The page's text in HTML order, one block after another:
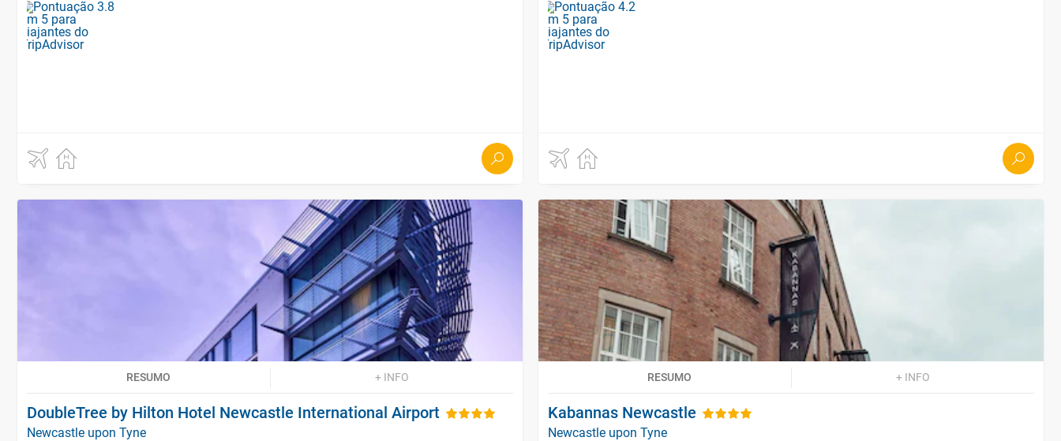
RESUMO + INFO
DoubleTree by Hilton Hotel Newcastle International Airport
Newcastle upon Tyne
RESUMO + INFO
Kabannas Newcastle
Newcastle upon Tyne